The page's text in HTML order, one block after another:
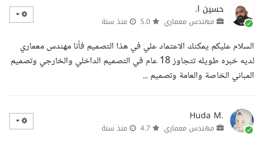
حسين ا.
مهندس معماري منذ سنة
السلام عليكم يمكنك الاعتماد علي في هذا التصميم فأنا مهندس معماري
لديه خبره طويله تتجاوز 18 عام في التصميم الداخلي والخارجي وتصميم
المباني الخاصة والعامة وتصميم ...
Huda M.
مهندس معماري منذ سنة